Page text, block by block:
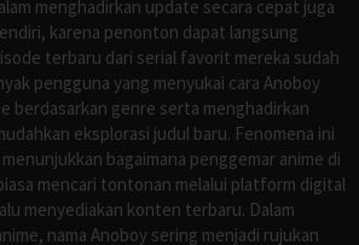
menghadirkan update secara cepat juga
karena penonton dapat langsung
terbaru dari serial favorit mereka sudah
pengguna yang menyukai cara Anoboy
berdasarkan genre serta menghadirkan
eksplorasi judul baru. Fenomena ini
bagaimana penggemar anime di
mencari tontonan melalui platform digital
menyediakan konten terbaru. Dalam
nama Anoboy sering menjadi rujukan